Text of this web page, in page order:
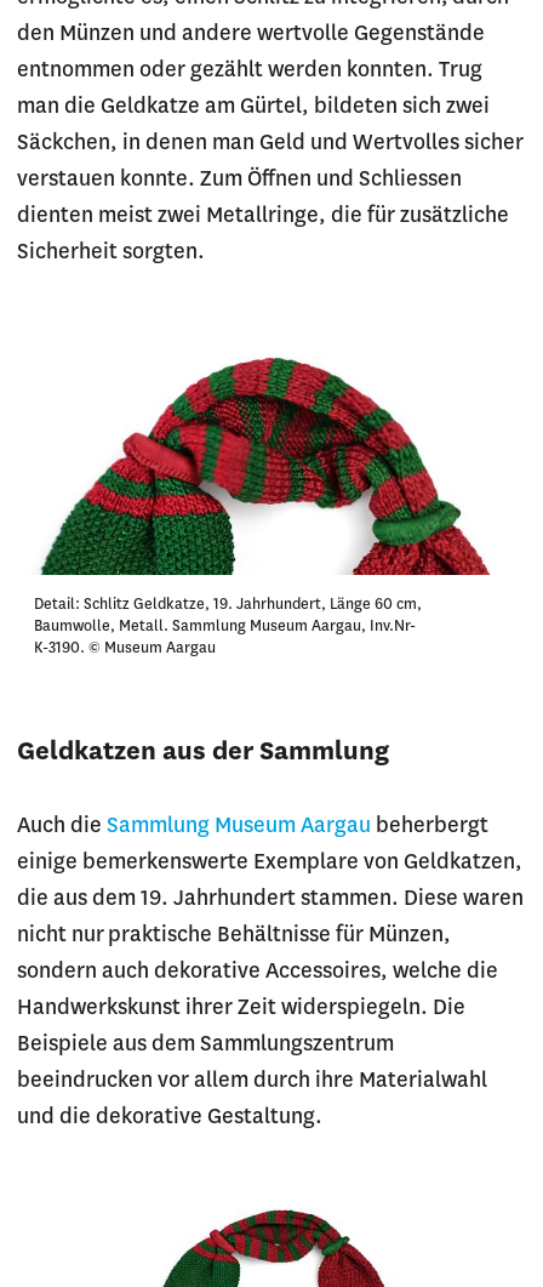
den Münzen und andere wertvolle Gegenstände
entnommen oder gezählt werden konnten. Trug
man die Geldkatze am Gürtel, bildeten sich zwei
Säckchen, in denen man Geld und Wertvolles sicher
verstauen konnte. Zum Öffnen und Schliessen
dienten meist zwei Metallringe, die für zusätzliche
Sicherheit sorgten.
Detail: Schlitz Geldkatze, 19. Jahrhundert, Länge 60 cm,
Baumwolle, Metall. Sammlung Museum Aargau, Inv.Nr-
K-3190. © Museum Aargau
Geldkatzen aus der Sammlung
Auch die Sammlung Museum Aargau beherbergt
einige bemerkenswerte Exemplare von Geldkatzen,
die aus dem 19. Jahrhundert stammen. Diese waren
nicht nur praktische Behältnisse für Münzen,
sondern auch dekorative Accessoires, welche die
Handwerkskunst ihrer Zeit widerspiegeln. Die
Beispiele aus dem Sammlungszentrum
beeindrucken vor allem durch ihre Materialwahl
und die dekorative Gestaltung.